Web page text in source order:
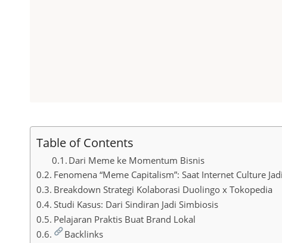
Table of Contents
Dari Meme ke Momentum Bisnis
Fenomena “Meme Capitalism”: Saat Internet Culture
Breakdown Strategi Kolaborasi Duolingo x Tokopedia
Studi Kasus: Dari Sindiran Jadi Simbiosis
Pelajaran Praktis Buat Brand Lokal
Backlinks